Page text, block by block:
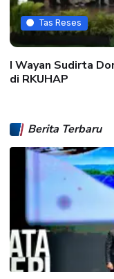
Tas Reses
I Wayan Sudirta
di RKUHAP
Berita Terbaru